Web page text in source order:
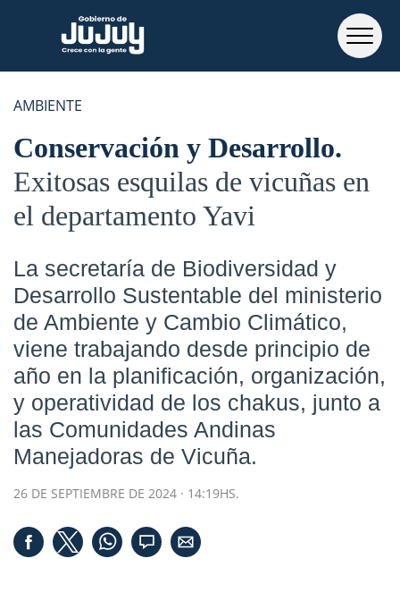
AMBIENTE
Conservación y Desarrollo
Exitosas esquilas de vicuñas en
el departamento Yavi
La secretaría de Biodiversidad y
Desarrollo Sustentable del ministerio
de Ambiente y Cambio Climático,
viene trabajando desde principio de
año en la planificación, organización,
y operatividad de los chakus, junto a
las Comunidades Andinas
Manejadoras de Vicuña.
26 DE SEPTIEMBRE DE 2024 · 14:19HS.